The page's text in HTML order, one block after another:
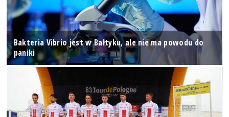
Bakteria Vibrio jest w Bałtyku, ale nie ma powodu do
paniki